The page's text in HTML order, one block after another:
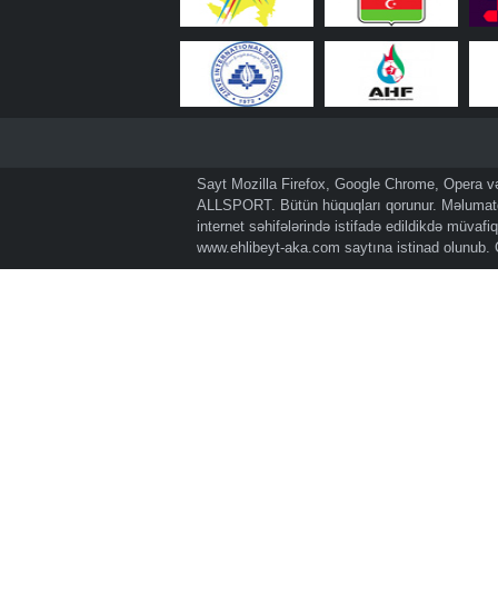
Sayt Mozilla Firefox, Google Chrome, Opera
ALLSPORT. Bütün hüquqları qorunur.
internet səhifələrində istifadə edildikdə
www.ehlibeyt-aka.com saytına istinad olunub.